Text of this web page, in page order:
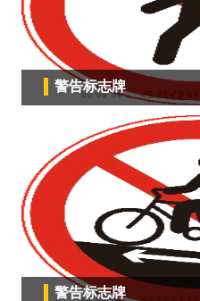
警告标志牌
警告标志牌